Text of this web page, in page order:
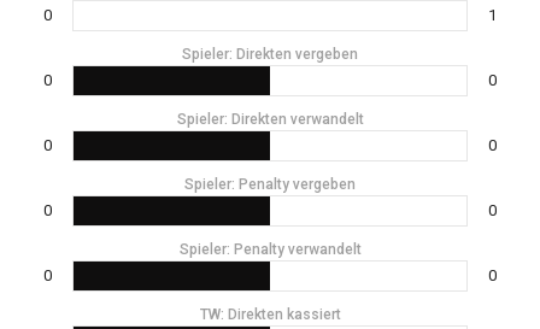
0 1
Spieler: Direkten vergeben
0 0
Spieler: Direkten verwandelt
0 0
Spieler: Penalty vergeben
0 0
Spieler: Penalty verwandelt
0 0
TW: Direkten kassiert